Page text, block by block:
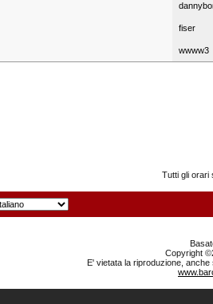
fiser
wwww3
Tutti gli orari
Copyright
E' vietata la riproduzione,